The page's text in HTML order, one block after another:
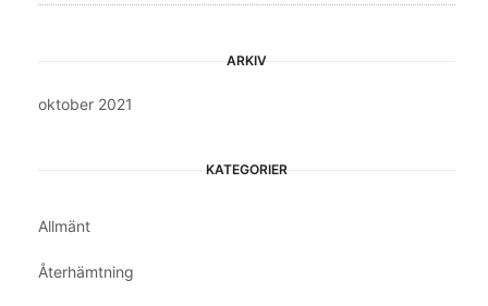
ARKIV
oktober 2021
KATEGORIER
Allmänt
Återhämtning